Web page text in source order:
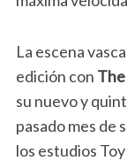
La escena
edición con
su nuevo y
pasado mes de
los estudios